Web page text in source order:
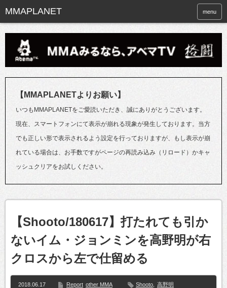
menu
【MMAPLANETよりお願い】
いつもMMAPLANETをご愛読いただき、誠にありがとうございます。
現在、スマートフォンにて表示が崩れる現象が発生しております。当方
でも正しい形で表示されるよう設定を行っておりますが、もし表示が崩
れている場合は、お手数ですがページの再読み込み（リロード）かキャ
ッシュクリアをお試しください。
【Shooto/180617】打たれても引か
ないイム・ジョンミンを高野明が右
クロスから左で仕留める
2018.06.17 Report other MMA Shooto 高野明